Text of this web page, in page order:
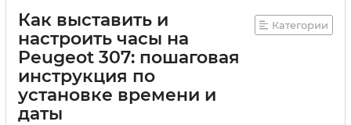
Как выставить и
настроить часы на
Peugeot 307: пошаговая
инструкция по
установке времени и
даты
Категории